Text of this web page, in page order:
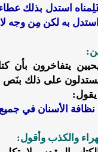
استدل بذلك
به لكن مِن وجه
يتفاخرون بأن
على ذلك بنَص
نظافة الأسنان في
والكذب وأقول: